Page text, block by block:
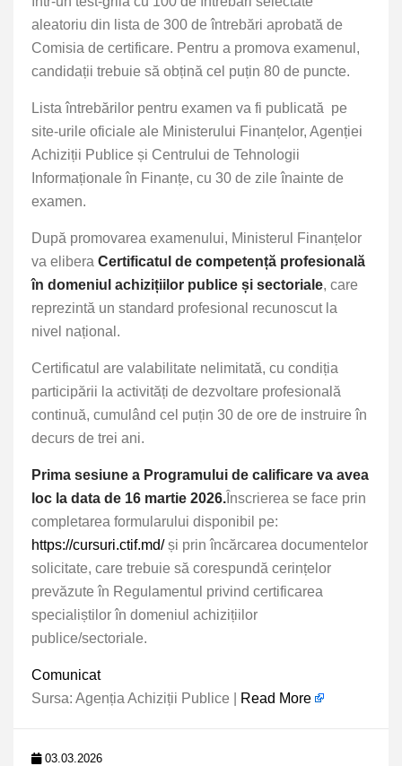
aleatoriu din lista de 300 de întrebări aprobată de
Comisia de certificare. Pentru a promova examenul,
candidații trebuie să obțină cel puțin 80 de puncte.
Lista întrebărilor pentru examen va fi publicată pe
site-urile oficiale ale Ministerului Finanțelor, Agenției
Achiziții Publice și Centrului de Tehnologii
Informaționale în Finanțe, cu 30 de zile înainte de
examen.
După promovarea examenului, Ministerul Finanțelor
va elibera Certificatul de competență profesională
în domeniul achizițiilor publice și sectoriale, care
reprezintă un standard profesional recunoscut la
nivel național.
Certificatul are valabilitate nelimitată, cu condiția
participării la activități de dezvoltare profesională
continuă, cumulând cel puțin 30 de ore de instruire în
decurs de trei ani.
Prima sesiune a Programului de calificare va avea
loc la data de 16 martie 2026. Înscrierea se face prin
completarea formularului disponibil pe:
https://cursuri.ctif.md/și prin încărcarea documentelor
solicitate, care trebuie să corespundă cerințelor
prevăzute în Regulamentul privind certificarea
specialiștilor în domeniul achizițiilor
publice/sectorial e.
Comunicat
Sursa: Agenția Achiziții Publice |
Read More
03.03.2026